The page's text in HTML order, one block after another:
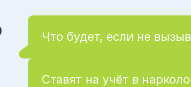
Что будет, если не
Ставят на учёт в